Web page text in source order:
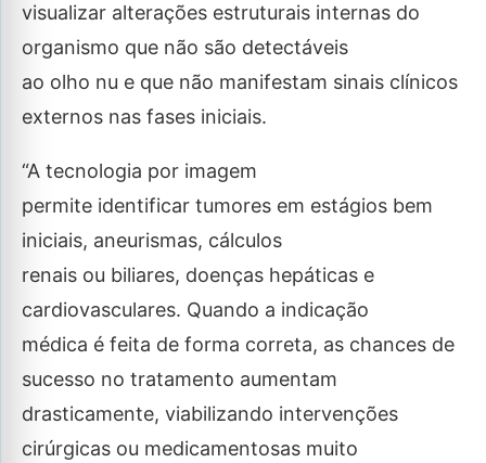
visualizar alterações estruturais internas do
organismo que não são detectáveis
ao olho nu e que não manifestam sinais clínicos
externos nas fases iniciais.
“A tecnologia por imagem
permite identificar tumores em estágios bem
iniciais, aneurismas, cálculos
renais ou biliares, doenças hepáticas e
cardiovasculares. Quando a indicação
médica é feita de forma correta, as chances de
sucesso no tratamento aumentam
drasticamente, viabilizando intervenções
cirúrgicas ou medicamentosas muito